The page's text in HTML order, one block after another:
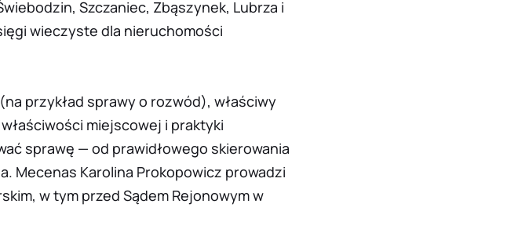
Szczaniec, Zbąszynek, Lubrza i
wieczyste dla nieruchomości
przykład sprawy o rozwód), właściwy
miejscowej i praktyki
sprawę — od prawidłowego skierowania
Mecenas Karolina Prokopowicz prowadzi
w tym przed Sądem Rejonowym w